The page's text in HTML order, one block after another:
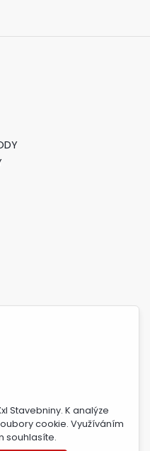
Stavebniny. K analýze
cookie. Využíváním
souhlasíte.